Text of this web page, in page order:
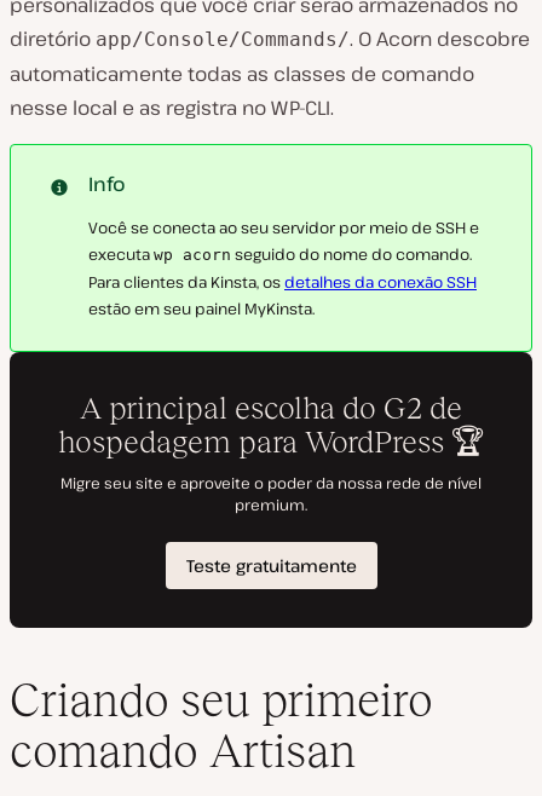
diretório app/Console/Commands/. O Acorn descobre
automaticamente todas as classes de comando
nesse local e as registra no WP-CLI.
Info
Você se conecta ao seu servidor por meio de SSH e
executa wp acorn seguido do nome do comando.
Para clientes da Kinsta, osdetalhes da conexão SSH
estão em seu painel MyKinsta.
Criando seu primeiro
comando Artisan